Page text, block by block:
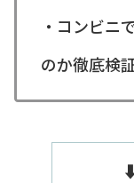
・コンビニ
のか徹底検